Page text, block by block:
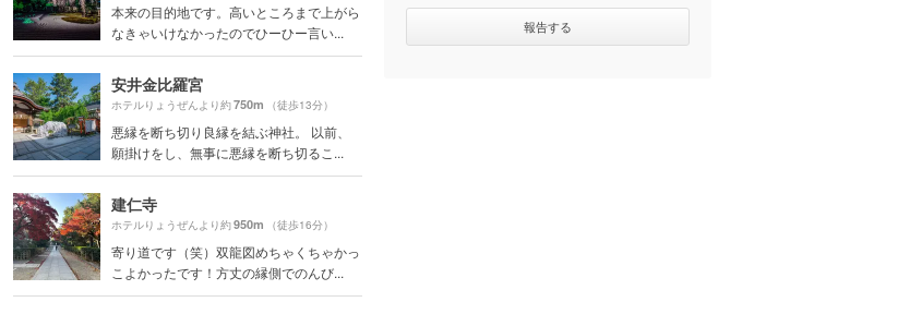
本来の目的地です。高いところまで上がら
なきゃいけなかったのでひーひー言い...
安井金比羅宮
ホテルりょうぜんより約750m （徒歩13分）
悪縁を断ち切り良縁を結ぶ神社。 以前、
願掛けをし、無事に悪縁を断ち切るこ...
建仁寺
ホテルりょうぜんより約950m （徒歩16分）
寄り道です（笑）双龍図めちゃくちゃかっ
こよかったです！方丈の縁側でのんび...